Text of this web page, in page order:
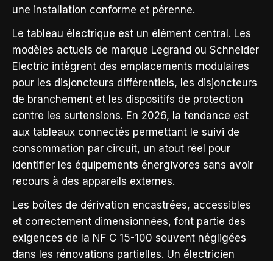
une installation conforme et pérenne.
Le tableau électrique est un élément central. Les
modèles actuels de marque Legrand ou Schneider
Electric intègrent des emplacements modulaires
pour les disjoncteurs différentiels, les disjoncteurs
de branchement et les dispositifs de protection
contre les surtensions. En 2026, la tendance est
aux tableaux connectés permettant le suivi de
consommation par circuit, un atout réel pour
identifier les équipements énergivores sans avoir
recours à des appareils externes.
Les boîtes de dérivation encastrées, accessibles
et correctement dimensionnées, font partie des
exigences de la NF C 15-100 souvent négligées
dans les rénovations partielles. Un électricien